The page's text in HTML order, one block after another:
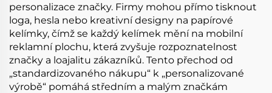
personalizace značky. Firmy mohou přímo tisknout
loga, hesla nebo kreativní designy na papírové
kelímky, čímž se každý kelímek mění na mobilní
reklamní plochu, která zvyšuje rozpoznatelnost
značky a loajalitu zákazníků. Tento přechod od
„standardizovaného nákupu“ k „personalizované
výrobě“ pomáhá středním a malým značkám